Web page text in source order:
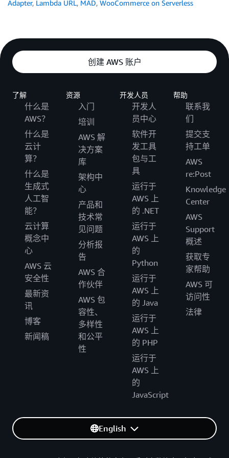
Adapter, Lambda URL, MAD, WooCommerce on Serverless
创建 AWS 账户
了解
什么是
AWS？
什么是
云计
算？
什么是
生成式
人工智
能？
云计算
概念中
心
AWS 云
安全性
最新资
讯
博客
新闻稿
资源
入门
培训
AWS 解
决方案
库
架构中
心
产品和
技术常
见问题
分析报
告
AWS 合
作伙伴
AWS 包
容性、
多样性
和公平
性
开发人员
开发人
员中心
软件开
发工具
包与工
具
运行于
AWS 上
的 .NET
运行于
AWS 上
的
Python
运行于
AWS 上
的 Java
运行于
AWS 上
的 PHP
运行于
AWS 上
的
JavaScript
帮助
联系我
们
提交支
持工单
AWS
re:Post
Knowledge
Center
AWS
Support
概述
获取专
家帮助
AWS 可
访问性
法律
English